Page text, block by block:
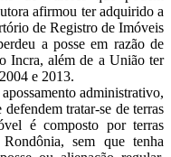
afirmou ter adquirido a
de Registro de Imóveis
a posse em razão de
Incra, além de a União ter
e 2013.
administrativo,
tratar-se de terras
é composto por terras
sem que tenha